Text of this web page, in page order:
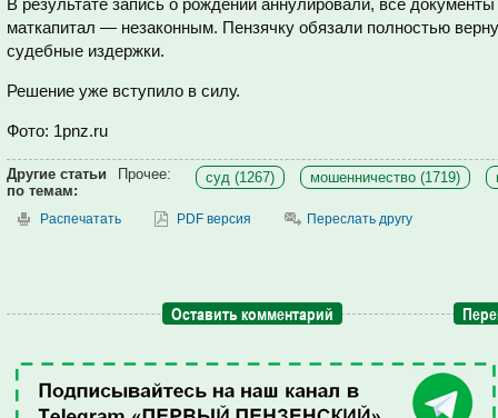
В результате запись о рождении аннулировали, все
маткапитал — незаконным. Пензячку обязали полностью
судебные издержки.
Решение уже вступило в силу.
Фото: 1pnz.ru
Другие статьи
по темам:
Прочее: суд (1267) мошенничество (1719)
Распечатать PDF версия Переслать другу
Оставить комментарий